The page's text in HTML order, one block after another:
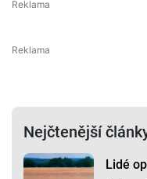
Nejčtenější
Lidé